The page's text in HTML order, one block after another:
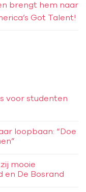
brengt hem naar
Got Talent!
voor studenten
loopbaan: “Doe
mooie
en De Bosrand